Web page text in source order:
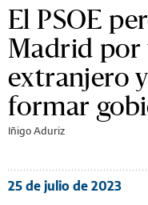
El PSOE
Madrid por
extranjero
formar
Iñigo Aduriz
25 de julio de 2023